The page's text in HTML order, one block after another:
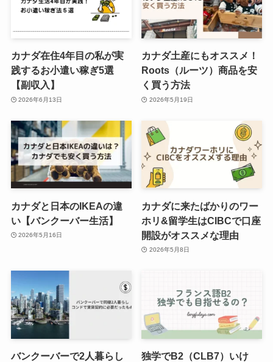
カナダ在住4年目の私が実
践するお小遣い稼ぎ5選
【副収入】
2026年6月13日
カナダ土産にもオススメ！
Roots（ルーツ）商品を安
く買う方法
2026年5月19日
カナダと日本のIKEAの違
い【バンクーバー生活】
2026年5月16日
カナダに来たばかりのワー
ホリ&留学生はCIBCで口座
開設がオススメな理由
2026年5月8日
バンクーバーで2人暮らし
独学でB2（CLB7）いけ